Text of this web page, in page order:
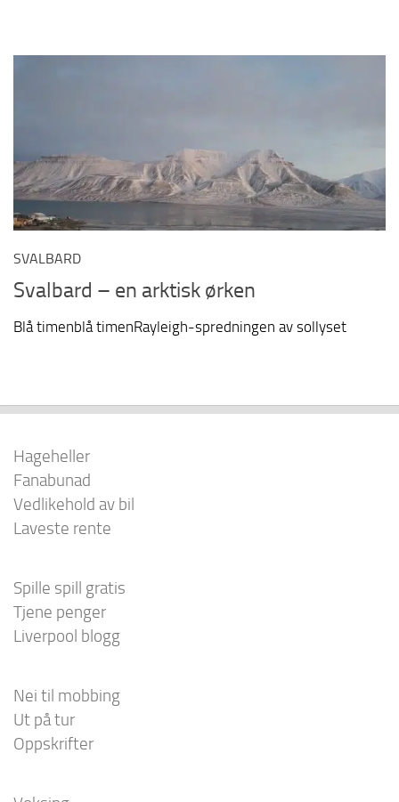
SVALBARD
Svalbard – en arktisk ørken
Blå timenblå timenRayleigh-spredningen av sollyset
Hageheller
Fanabunad
Vedlikehold av bil
Laveste rente
Spille spill gratis
Tjene penger
Liverpool blogg
Nei til mobbing
Ut på tur
Oppskrifter